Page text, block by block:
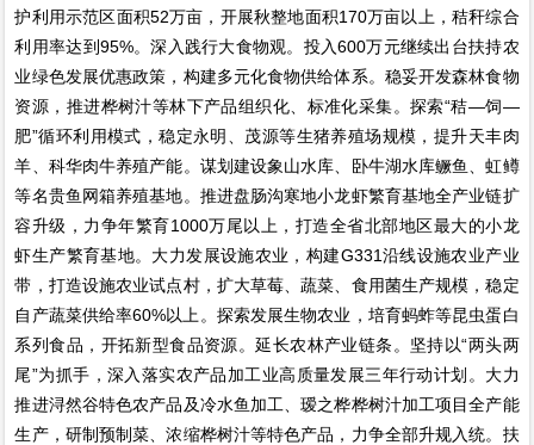
护利用示范区面积52万亩，开展秋整地面积170万亩以上，秸秆综合
利用率达到95%。深入践行大食物观。投入600万元继续出台扶持农
业绿色发展优惠政策，构建多元化食物供给体系。稳妥开发森林食物
资源，推进桦树汁等林下产品组织化、标准化采集。探索“秸—饲—
肥”循环利用模式，稳定永明、茂源等生猪养殖场规模，提升天丰肉
羊、科华肉牛养殖产能。谋划建设象山水库、卧牛湖水库鳜鱼、虹鳟
等名贵鱼网箱养殖基地。推进盘肠沟寒地小龙虾繁育基地全产业链扩
容升级，力争年繁育1000万尾以上，打造全省北部地区最大的小龙
虾生产繁育基地。大力发展设施农业，构建G331沿线设施农业产业
带，打造设施农业试点村，扩大草莓、蔬菜、食用菌生产规模，稳定
自产蔬菜供给率60%以上。探索发展生物农业，培育蚂蚱等昆虫蛋白
系列食品，开拓新型食品资源。延长农林产业链条。坚持以“两头两
尾”为抓手，深入落实农产品加工业高质量发展三年行动计划。大力
推进浔然谷特色农产品及冷水鱼加工、瑷之桦桦树汁加工项目全产能
生产，研制预制菜、浓缩桦树汁等特色产品，力争全部升规入统。扶